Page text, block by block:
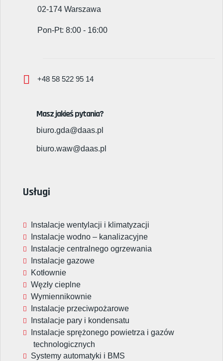
02-174 Warszawa
Pon-Pt: 8:00 - 16:00
+48 58 522 95 14
Masz jakieś pytania?
biuro.gda@daas.pl
biuro.waw@daas.pl
Usługi
Instalacje wentylacji i klimatyzacji
Instalacje wodno – kanalizacyjne
Instalacje centralnego ogrzewania
Instalacje gazowe
Kotłownie
Węzły cieplne
Wymiennikownie
Instalacje przeciwpożarowe
Instalacje pary i kondensatu
Instalacje sprężonego powietrza i gazów
technologicznych
Systemy automatyki i BMS